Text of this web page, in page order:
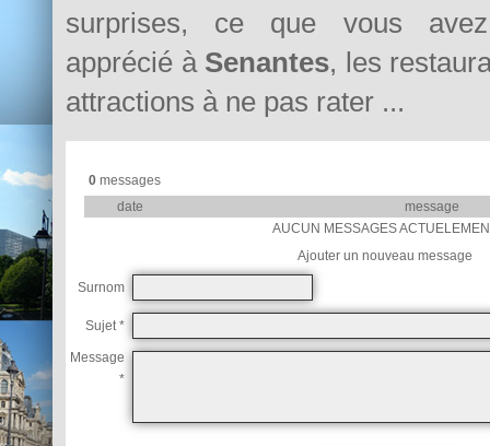
surprises, ce que vous avez
apprécié à Senantes, les
attractions à ne pas rater ...
0messages
date
message
AUCUN MESSAGES
Ajouter un nouveau message
Surnom
Sujet *
Message
*